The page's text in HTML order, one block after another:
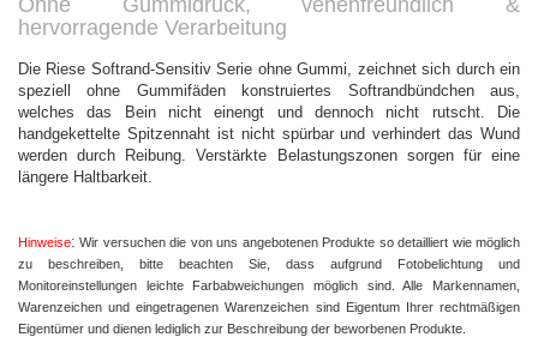
hervorragende Verarbeitung
Die Riese Softrand-Sensitiv Serie ohne Gummi, zeichnet sich durch ein
speziell ohne Gummifäden konstruiertes Softrandbündchen aus,
welches das Bein nicht einengt und dennoch nicht rutscht. Die
handgekettelte Spitzennaht ist nicht spürbar und verhindert das Wund
werden durch Reibung. Verstärkte Belastungszonen sorgen für eine
längere Haltbarkeit.
Hinweise: Wir versuchen die von uns angebotenen Produkte so detailliert wie möglich
zu beschreiben, bitte beachten Sie, dass aufgrund Fotobelichtung und
Monitoreinstellungen leichte Farbabweichungen möglich sind. Alle Markennamen,
Warenzeichen und eingetragenen Warenzeichen sind Eigentum Ihrer rechtmäßigen
Eigentümer und dienen lediglich zur Beschreibung der beworbenen Produkte.